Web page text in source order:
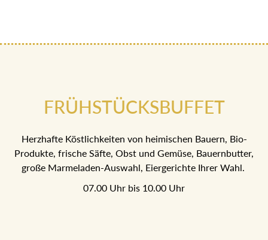
FRÜHSTÜCKSBUFFET
Herzhafte Köstlichkeiten von heimischen Bauern, Bio-
Produkte, frische Säfte, Obst und Gemüse, Bauernbutter,
große Marmeladen-Auswahl, Eiergerichte Ihrer Wahl.
07.00 Uhr bis 10.00 Uhr